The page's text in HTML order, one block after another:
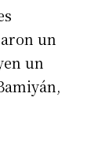
un
un